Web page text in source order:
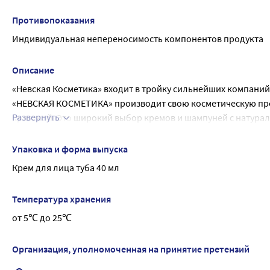
Противопоказания
Индивидуальная непереносимость компонентов продукта
Описание
«Невская Косметика» входит в тройку сильнейших
«НЕВСКАЯ КОСМЕТИКА» производит свою косметическую
красивой. Это широкий выбор кремов и шампуней с
Крем для лица "Невская Косметика Оливковый
Внешний вид: крем белого цвета, эмульсия масло/вода в
Мягкая основа крема легко распределяется на коже и
В основе крема содержатся два ценных натуральных
Описание и свойства: Оливковое масло обладает
Альфа-бисаболол - основной активный ингредиент
Развернуть
Упаковка и форма выпуска
Крем для лица туба 40 мл
Температура хранения
от 5℃ до 25℃
Организация, уполномоченная на принятие претензий